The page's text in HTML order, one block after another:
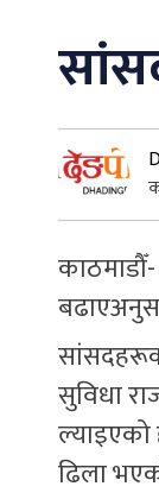
सुविधा
ढिला